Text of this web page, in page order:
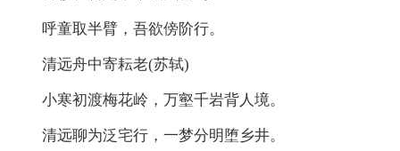
呼童取半臂，吾欲傍阶行。
清远舟中寄耘老(苏轼)
小寒初渡梅花岭，万壑千岩背人境。
清远聊为泛宅行，一梦分明堕乡井。